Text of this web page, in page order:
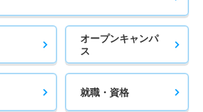
オープンキャンパ
ス
就職・資格